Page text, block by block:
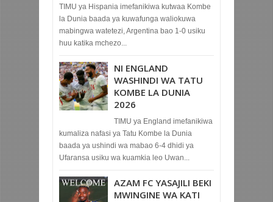
TIMU ya Hispania imefanikiwa kutwaa Kombe
la Dunia baada ya kuwafunga waliokuwa
mabingwa watetezi, Argentina bao 1-0 usiku
huu katika mchezo...
NI ENGLAND
WASHINDI WA TATU
KOMBE LA DUNIA
2026
TIMU ya England imefanikiwa
kumaliza nafasi ya Tatu Kombe la Dunia
baada ya ushindi wa mabao 6-4 dhidi ya
Ufaransa usiku wa kuamkia leo Uwan...
AZAM FC YASAJILI BEKI
MWINGINE WA KATI